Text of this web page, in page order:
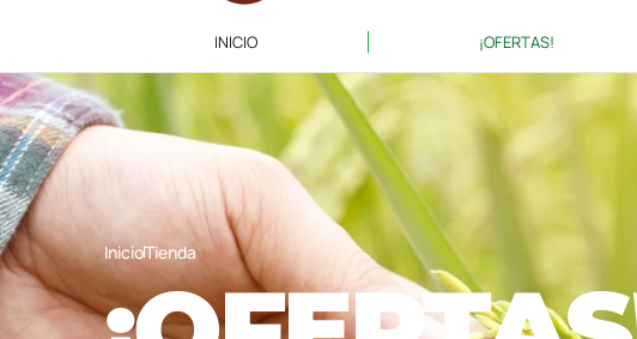
INICIO ¡OFERTAS!
InicioTienda